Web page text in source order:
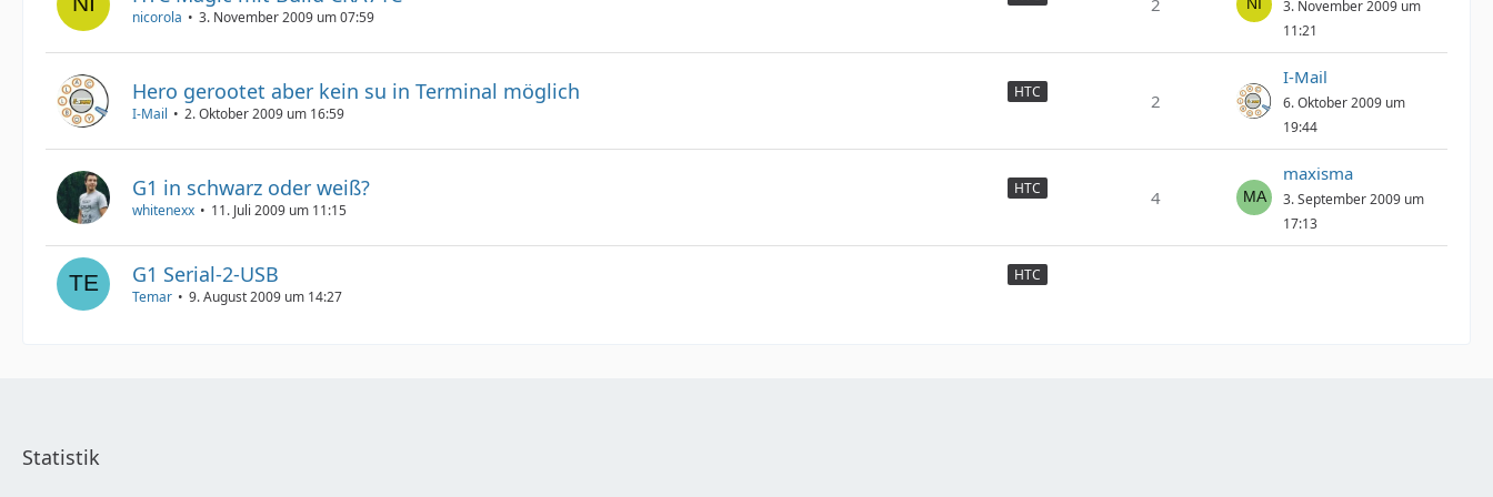
nicorola 3. November 2009 um 07:59
2
3. November 2009 um
11:21
HTC
Hero gerootet aber kein su in Terminal möglich
I-Mail 2. Oktober 2009 um 16:59
2
I-Mail
6. Oktober 2009 um
19:44
HTC
G1 in schwarz oder weiß?
whitenexx 11. Juli 2009 um 11:15
4
maxisma
3. September 2009 um
17:13
HTC
G1 Serial-2-USB
Temar 9. August 2009 um 14:27
Statistik